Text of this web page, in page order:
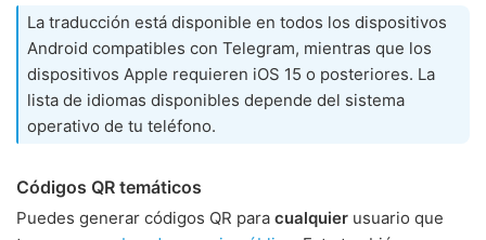
La traducción está disponible en todos los dispositivos
Android compatibles con Telegram, mientras que los
dispositivos Apple requieren iOS 15 o posteriores. La
lista de idiomas disponibles depende del sistema
operativo de tu teléfono.
Códigos QR temáticos
Puedes generar códigos QR para cualquier usuario que